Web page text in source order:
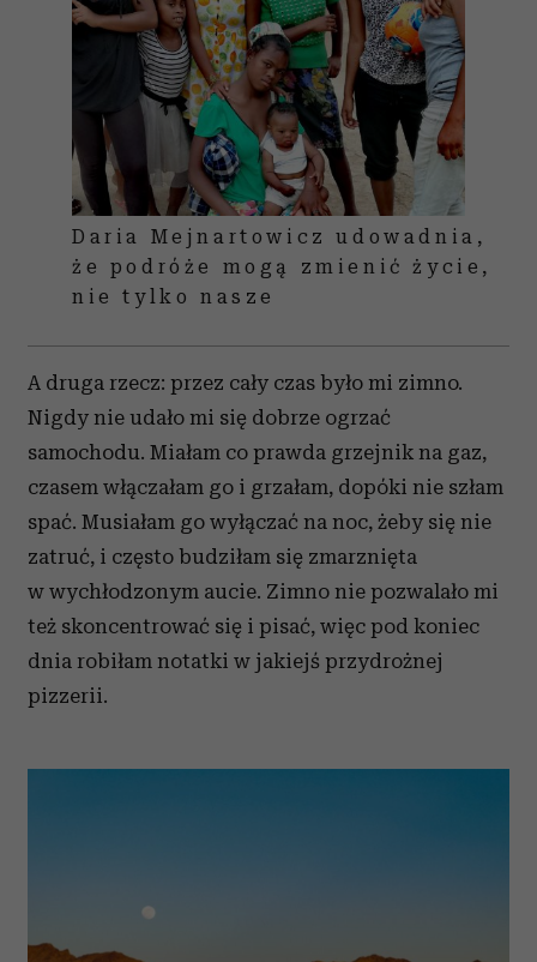
Daria Mejnartowicz udowadnia,
że podróże mogą zmienić życie,
nie tylko nasze
A druga rzecz: przez cały czas było mi zimno.
Nigdy nie udało mi się dobrze ogrzać
samochodu. Miałam co prawda grzejnik na gaz,
czasem włączałam go i grzałam, dopóki nie szłam
spać. Musiałam go wyłączać na noc, żeby się nie
zatruć, i często budziłam się zmarznięta
w wychłodzonym aucie. Zimno nie pozwalało mi
też skoncentrować się i pisać, więc pod koniec
dnia robiłam notatki w jakiejś przydrożnej
pizzerii.